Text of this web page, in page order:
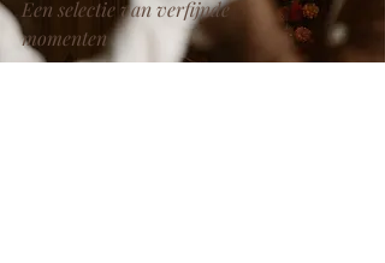
Een selectie van verfijnde
momenten